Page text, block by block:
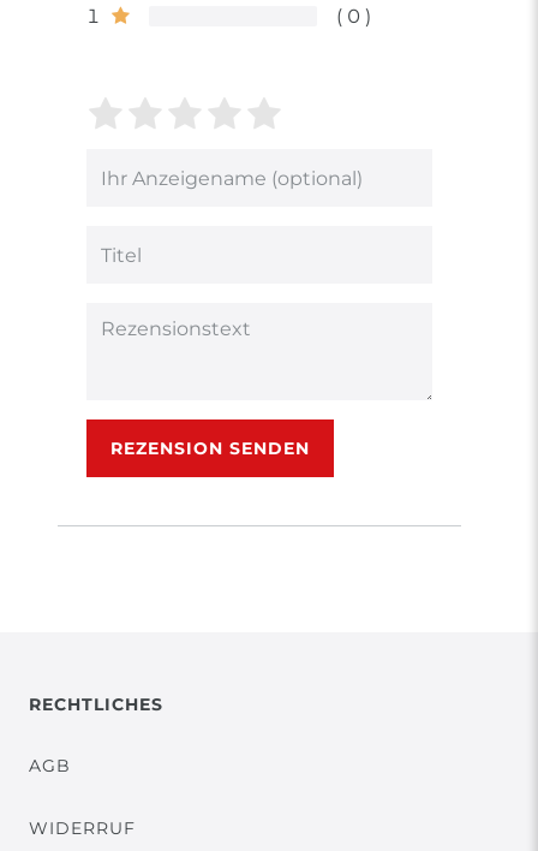
1
0
Bewertungssterne
von
4
von
3
2
von
1
von
Bewertungssternen
Anzeigename
Rezensionstext
REZENSION SENDEN
RECHTLICHES
AGB
WIDERRUF